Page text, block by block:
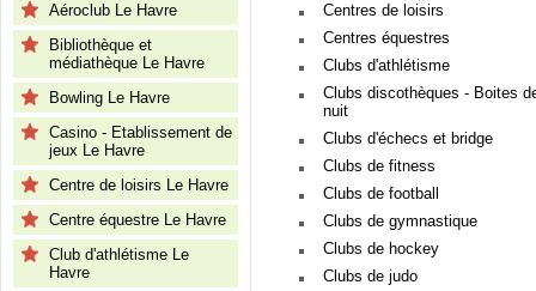
Aéroclub Le Havre
Bibliothèque et
médiathèque Le Havre
Bowling Le Havre
Casino - Etablissement de
jeux Le Havre
Centre de loisirs Le Havre
Centre équestre Le Havre
Club d'athlétisme Le
Havre
Centres de loisirs
Centres équestres
Clubs d'athlétisme
Clubs discothèques - Boites
nuit
Clubs d'échecs et bridge
Clubs de fitness
Clubs de football
Clubs de gymnastique
Clubs de hockey
Clubs de judo